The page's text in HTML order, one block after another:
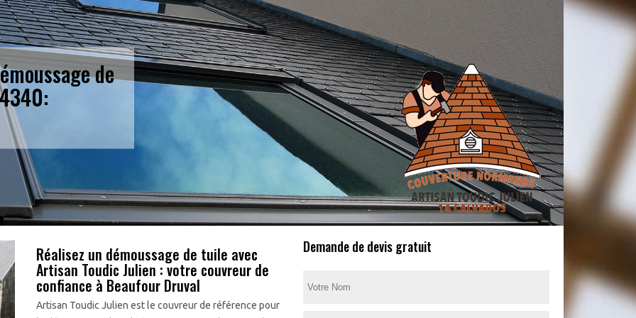
de
Réalisez un démoussage de tuile avec
Artisan Toudic Julien : votre couvreur de
confiance à Beaufour Druval
Artisan Toudic Julien est le couvreur de référence pour
Demande de devis gratuit